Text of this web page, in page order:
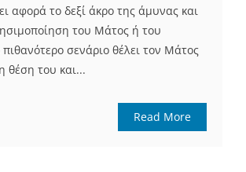
αφορά το δεξί άκρο της άμυνας και
του Μάτος ή του
πιθανότερο σενάριο θέλει τον Μάτος
θέση του και...
Read More